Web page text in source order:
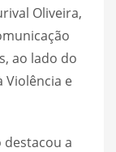
Oliveira,
ao lado do
Violência e
destacou a